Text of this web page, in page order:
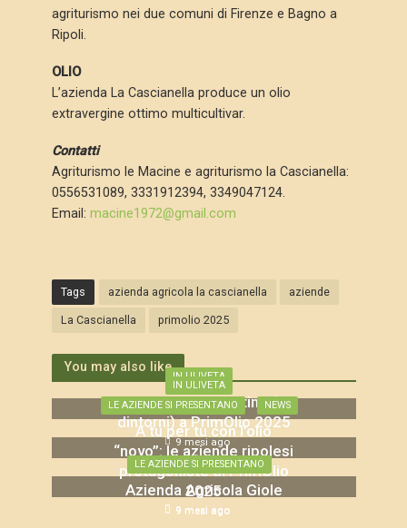
agriturismo nei due comuni di Firenze e Bagno a
Ripoli.
OLIO
L’azienda La Cascianella produce un olio
extravergine ottimo multicultivar.
Contatti
Agriturismo le Macine e agriturismo la Cascianella:
0556531089, 3331912394, 3349047124.
Email: macine1972@gmail.com
Tags azienda agricola la cascianella aziende
La Cascianella primolio 2025
You may also like
IN ULIVETA
Le aziende fiorentine (e
dintorni) a PrimOlio 2025
9 mesi ago
IN ULIVETA
LE AZIENDE SI PRESENTANO
NEWS
A tu per tu con l’olio
“novo”: le aziende ripolesi
protagoniste di PrimOlio
2025
9 mesi ago
LE AZIENDE SI PRESENTANO
Azienda Agricola Giole
9 mesi ago